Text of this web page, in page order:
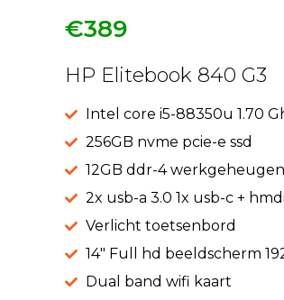
€389
HP Elitebook 840 G3
Intel core i5-88350u 1.70
256GB nvme pcie-e ssd
12GB ddr-4 werkgeheugen
2x usb-a 3.0 1x usb-c + hmdi
Verlicht toetsenbord
14" Full hd beeldscherm
Dual band wifi kaart